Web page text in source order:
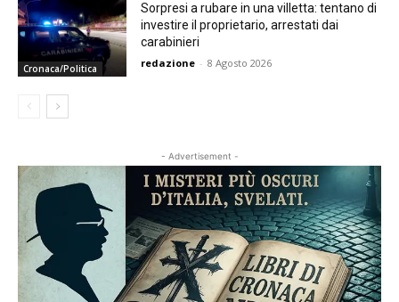
Cronaca/Politica
Sorpresi a rubare in una villetta: tentano di
investire il proprietario, arrestati dai
carabinieri
redazione - 8 Agosto 2026
- Advertisement -